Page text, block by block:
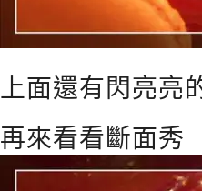
上面還有閃亮亮
再來看看斷面秀